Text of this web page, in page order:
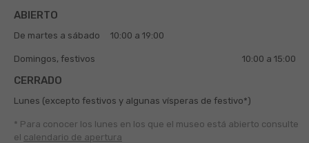
ABIERTO
De martes a sábado 10:00 a 19:00
Domingos, festivos 10:00 a 15:00
CERRADO
Lunes (excepto festivos y algunas vísperas de festivo*)
* Para conocer los lunes en los que el museo está abierto consulte
el calendario de apertura